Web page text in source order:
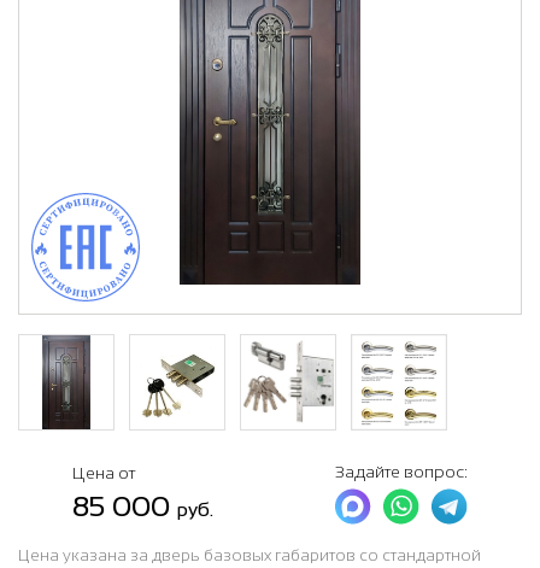
Цена от
85 000 руб.
Задайте вопрос:
Цена указана за дверь базовых габаритов со стандартной